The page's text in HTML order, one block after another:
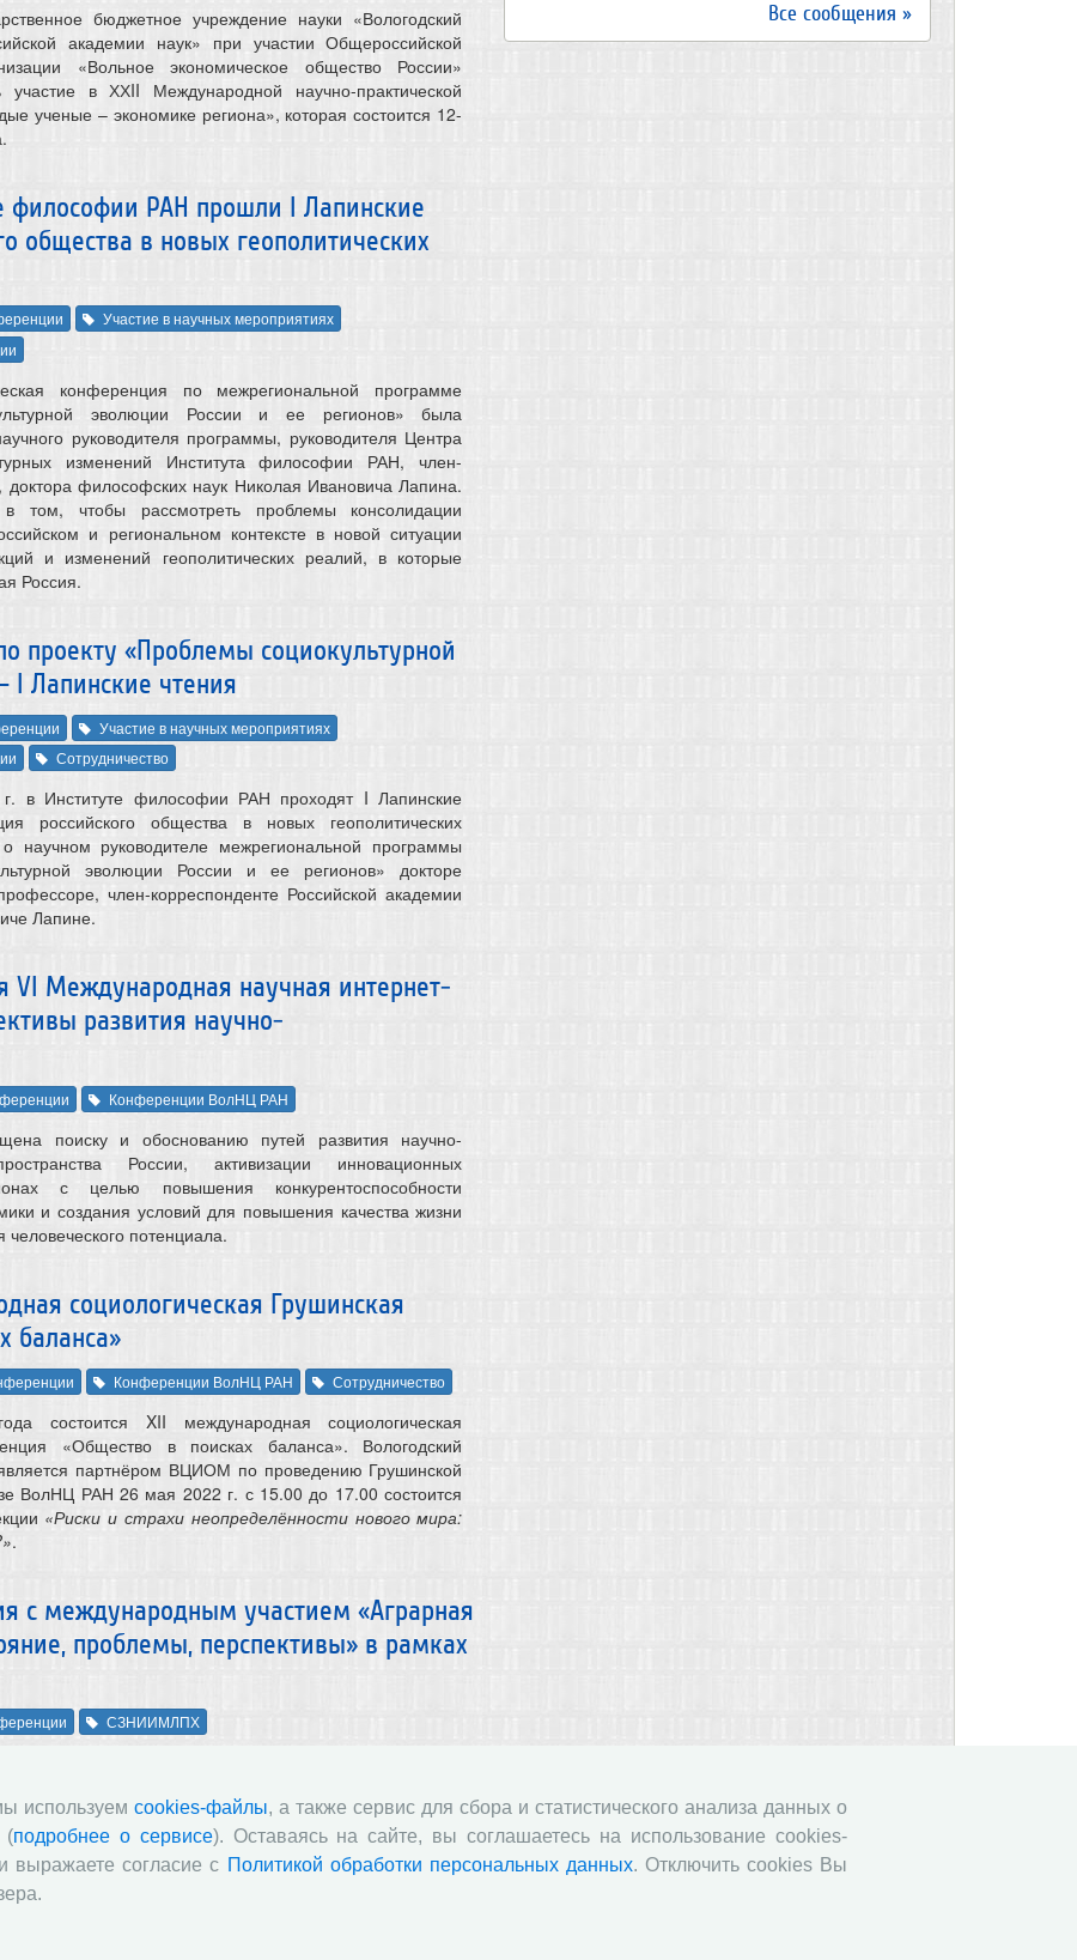
бюджетное учреждение науки «Вологодский
академии наук» при участии Общероссийской
«Вольное экономическое общество России»
участие в ХХII Международной научно-практической
ученые – экономике региона», которая состоится 12-
философии РАН прошли I Лапинские
общества в новых геополитических
Участие в научных мероприятиях
конференция по межрегиональной программе
эволюции России и ее регионов» была
руководителя программы, руководителя Центра
изменений Института философии РАН, член-
доктора философских наук Николая Ивановича Лапина.
том, чтобы рассмотреть проблемы консолидации
и региональном контексте в новой ситуации
и изменений геополитических реалий, в которые
Россия.
проекту «Проблемы социокультурной
I Лапинские чтения
Участие в научных мероприятиях
Сотрудничество
в Институте философии РАН проходят I Лапинские
российского общества в новых геополитических
научном руководителе межрегиональной программы
эволюции России и ее регионов» докторе
член-корреспонденте Российской академии
Лапине.
VI Международная научная интернет-
развития научно-
Конференции ВолНЦ РАН
поиску и обоснованию путей развития научно-
России, активизации инновационных
с целью повышения конкурентоспособности
и создания условий для повышения качества жизни
человеческого потенциала.
социологическая Грушинская
баланса»
Конференции ВолНЦ РАН Сотрудничество
состоится XII международная социологическая
«Общество в поисках баланса». Вологодский
партнёром ВЦИОМ по проведению Грушинской
ВолНЦ РАН 26 мая 2022 г. с 15.00 до 17.00 состоится
«Риски и страхи неопределённости нового мира:
.
с международным участием «Аграрная
проблемы, перспективы» в рамках
СЗНИИМЛПХ
этапе состояние, проблемы, перспективы» в рамках VI
в рамках VI Емельяновских чтений при поддержке
высшего образования РФ, Российской академии наук и
области. Российские и зарубежные ученые,
региональных и местных органов власти,
Все сообщения »
используем cookies-файлы, а также сервис для сбора и статистического анализа данных о
(подробнее о сервисе). Оставаясь на сайте, вы соглашаетесь на использование cookies-
выражаете согласие с Политикой обработки персональных данных. Отключить cookies Вы